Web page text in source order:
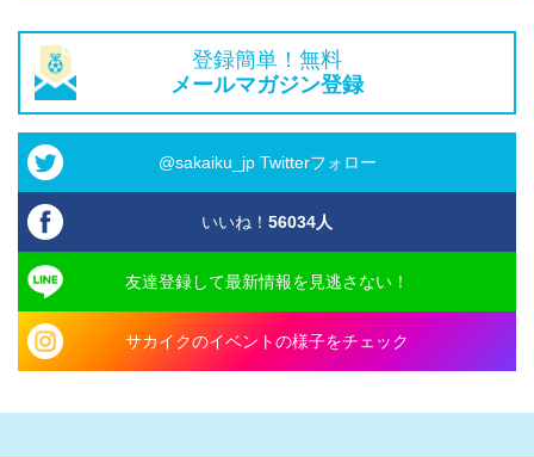
登録簡単！無料
メールマガジン登録
@sakaiku_jp Twitterフォロー
いいね！ 56034人
友達登録して最新情報を見逃さない！
サカイクのイベントの様子をチェック